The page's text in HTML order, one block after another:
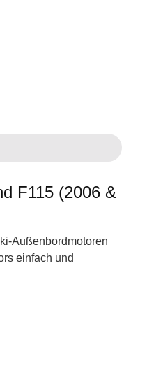
F115 (2006 &
Außenbordmotoren
einfach und